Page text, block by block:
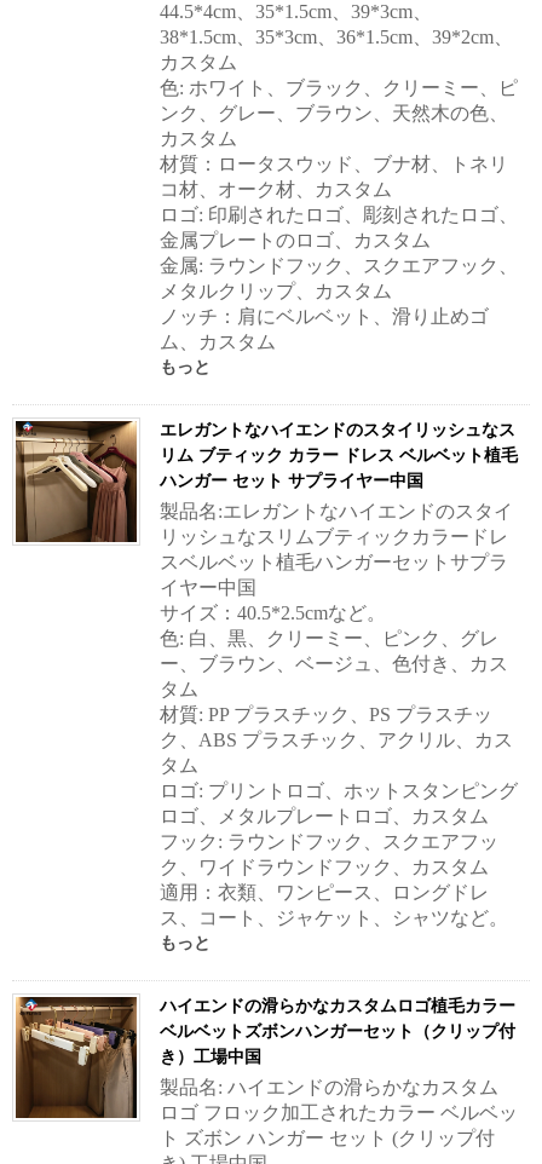
44.5*4cm、35*1.5cm、39*3cm、
38*1.5cm、35*3cm、36*1.5cm、39*2cm、
カスタム
色: ホワイト、ブラック、クリーミー、ピ
ンク、グレー、ブラウン、天然木の色、
カスタム
材質：ロータスウッド、ブナ材、トネリ
コ材、オーク材、カスタム
ロゴ: 印刷されたロゴ、彫刻されたロゴ、
金属プレートのロゴ、カスタム
金属: ラウンドフック、スクエアフック、
メタルクリップ、カスタム
ノッチ：肩にベルベット、滑り止めゴ
ム、カスタム
もっと
エレガントなハイエンドのスタイリッシュなス
リム ブティック カラー ドレス ベルベット植毛
ハンガー セット サプライヤー中国
製品名:エレガントなハイエンドのスタイ
リッシュなスリムブティックカラードレ
スベルベット植毛ハンガーセットサプラ
イヤー中国
サイズ：40.5*2.5cmなど。
色: 白、黒、クリーミー、ピンク、グレ
ー、ブラウン、ベージュ、色付き、カス
タム
材質: PP プラスチック、PS プラスチッ
ク、ABS プラスチック、アクリル、カス
タム
ロゴ: プリントロゴ、ホットスタンピング
ロゴ、メタルプレートロゴ、カスタム
フック: ラウンドフック、スクエアフッ
ク、ワイドラウンドフック、カスタム
適用：衣類、ワンピース、ロングドレ
ス、コート、ジャケット、シャツなど。
もっと
ハイエンドの滑らかなカスタムロゴ植毛カラー
ベルベットズボンハンガーセット（クリップ付
き）工場中国
製品名: ハイエンドの滑らかなカスタム
ロゴ フロック加工されたカラー ベルベッ
ト ズボン ハンガー セット (クリップ付